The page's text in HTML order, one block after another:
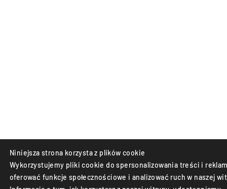
Niniejsza strona korzysta z plików cookie
Wykorzystujemy pliki cookie do spersonalizowania treści i
oferować funkcje społecznościowe i analizować ruch w naszej